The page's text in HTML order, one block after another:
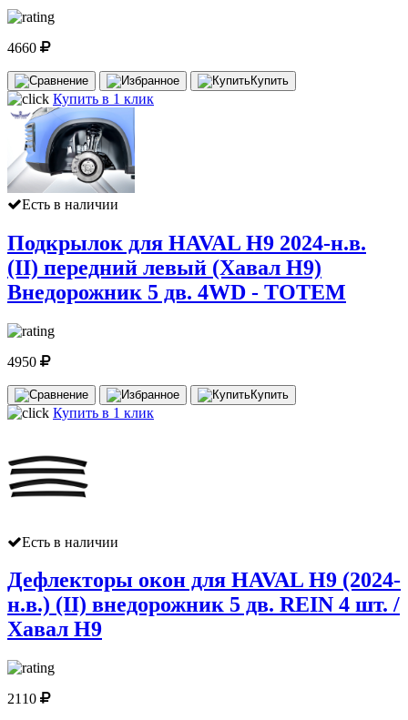
4660
Купить
Купить в 1 клик
Есть в наличии
Подкрылок для HAVAL H9 2024-н.в.
(II) передний левый (Хавал Н9)
Внедорожник 5 дв. 4WD - TOTEM
4950
Купить
Купить в 1 клик
Есть в наличии
Дефлекторы окон для HAVAL H9 (2024-
н.в.) (II) внедорожник 5 дв. REIN 4 шт. /
Хавал Н9
2110